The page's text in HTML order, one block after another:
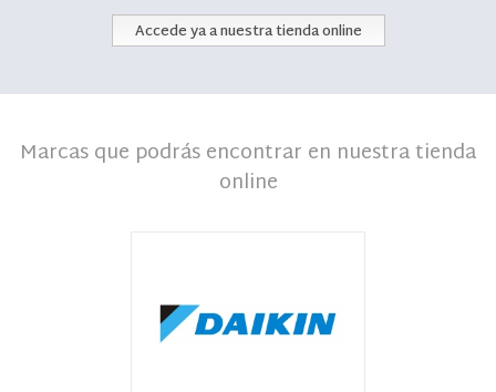
Accede ya a nuestra tienda online
Marcas que podrás encontrar en nuestra tienda
online